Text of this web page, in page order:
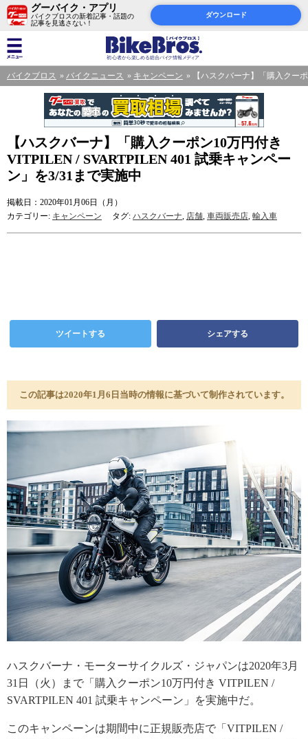
グーバイク・アプリ
バイクブロスの新着記事・話題の
記事を見逃さない！
ダウンロード
バイクブロス バイクニュース キャンペーン 【ハスクバーナ】「購入クー
【ハスクバーナ】「購入クーポン10万円付き
VITPILEN / SVARTPILEN 401 試乗キャンペー
ン」を3/31まで実施中
掲載日：2020年01月06日（月）
カテゴリー: キャンペーン タグ: ハスクバーナ, 店舗, 車両販売店, 輸入車
ツイートする シェアする
この記事は2020年1月6日当時の情報に基づいて制作されています。
ハスクバーナ・モーターサイクルズ・ジャパンは2020年3月
31日（火）まで「購入クーポン10万円付き VITPILEN /
SVARTPILEN 401 試乗キャンペーン」を実施中だ。
このキャンペーンは期間中に正規販売店で「VITPILEN /